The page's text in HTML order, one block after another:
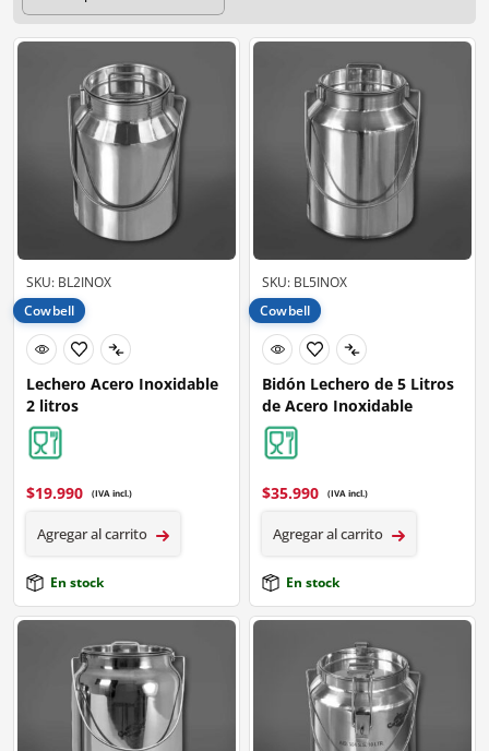
SKU: BL2INOX
Cowbell
Lechero Acero Inoxidable
2 litros
$19.990 (IVA incl.)
Agregar al carrito
En stock
SKU: BL5INOX
Cowbell
Bidón Lechero de 5 Litros
de Acero Inoxidable
$35.990 (IVA incl.)
Agregar al carrito
En stock